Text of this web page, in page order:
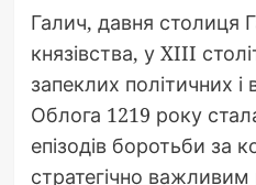
Галич, давня столиця
князівства, у XIII
запеклих політичних і
Облога 1219 року
епізодів боротьби за
стратегічно